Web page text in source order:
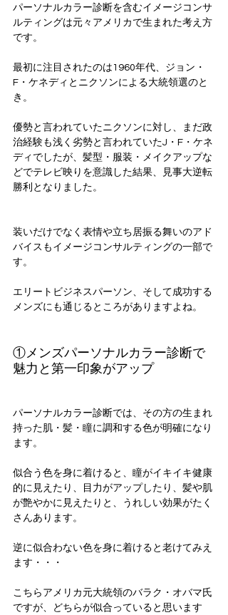
パーソナルカラー診断を含むイメージコンサ
ルティングは元々アメリカで生まれた考え方
です。
最初に注目されたのは1960年代、ジョン・
F・ケネディとニクソンによる大統領選のと
き。
優勢と言われていたニクソンに対し、まだ政
治経験も浅く劣勢と言われていたJ・F・ケネ
ディでしたが、髪型・服装・メイクアップな
どでテレビ映りを意識した結果、見事大逆転
勝利となりました。
装いだけでなく表情や立ち居振る舞いのアド
バイスもイメージコンサルティングの一部で
す。
エリートビジネスパーソン、そして成功する
メンズにも通じるところがありますよね。
①メンズパーソナルカラー診断で
魅力と第一印象がアップ
パーソナルカラー診断では、その方の生まれ
持った肌・髪・瞳に調和する色が明確になり
ます。
似合う色を身に着けると、瞳がイキイキ健康
的に見えたり、目力がアップしたり、髪や肌
が艶やかに見えたりと、うれしい効果がたく
さんあります。
逆に似合わない色を身に着けると老けてみえ
ます・・・
こちらアメリカ元大統領のバラク・オバマ氏
ですが、どちらが似合っていると思います